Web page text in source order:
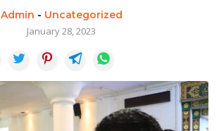
Admin - Uncategorized
January 28, 2023